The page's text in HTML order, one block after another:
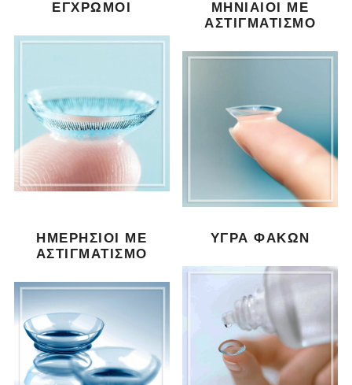
ΈΓΧΡΩΜΟΙ
ΜΗΝΙΑΊΟΙ ΜΕ
ΑΣΤΙΓΜΑΤΙΣΜΌ
ΗΜΕΡΉΣΙΟΙ ΜΕ
ΑΣΤΙΓΜΑΤΙΣΜΌ
ΥΓΡΆ ΦΑΚΏΝ